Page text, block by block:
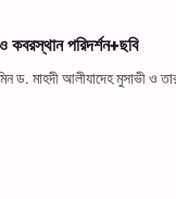
কবরস্থান পরিদর্শন+ছবি
ড. মাহদী আলীযাদেহ মুসাভী ও